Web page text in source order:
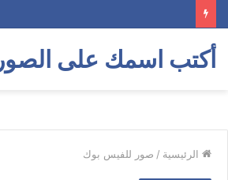
أكتب اسمك على الصور
الرئيسية / صور للفيس بوك